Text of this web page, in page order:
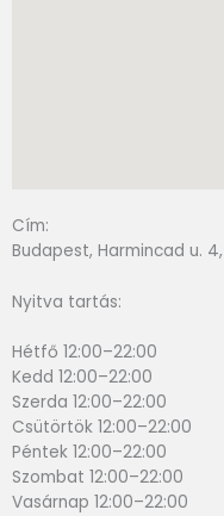
Cím:
Budapest, Harmincad u. 4,
Nyitva tartás:
Hétfő 12:00–22:00
Kedd 12:00–22:00
Szerda 12:00–22:00
Csütörtök 12:00–22:00
Péntek 12:00–22:00
Szombat 12:00–22:00
Vasárnap 12:00–22:00